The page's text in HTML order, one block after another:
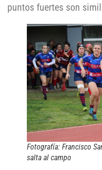
puntos fuertes son
Fotografía: Francisco
salta al campo